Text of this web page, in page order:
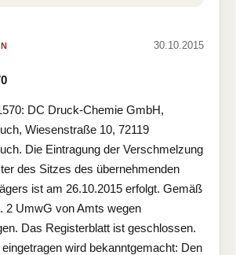
30.10.2015
DC Druck-Chemie GmbH,
Wiesenstraße 10, 72119
Die Eintragung der Verschmelzung
des Sitzes des übernehmenden
ist am 26.10.2015 erfolgt. Gemäß
2 UmwG von Amts wegen
Das Registerblatt ist geschlossen.
wird bekanntgemacht: Den